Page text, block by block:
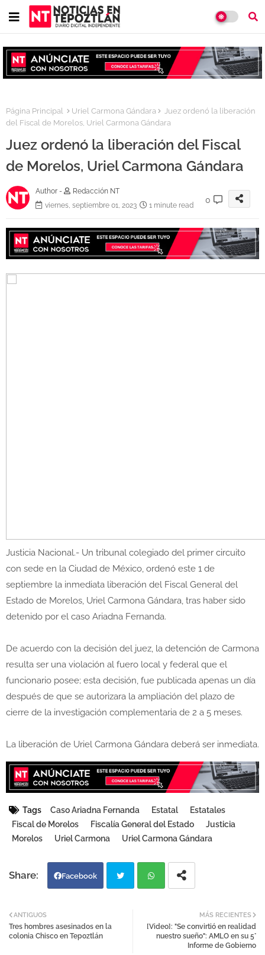
Página Principal Uriel Carmona Gándara
Juez ordenó la liberación
del Fiscal de Morelos, Uriel Carmona Gándara
Juez ordenó la liberación del Fiscal
de Morelos, Uriel Carmona Gándara
Author -
Redacción NT
viernes, septiembre 01, 2023
1 minute read
0
Justicia Nacional.- Un tribunal colegiado del primer circuito
con sede en la Ciudad de México, ordenó este 1 de
septiembre la inmediata liberación del Fiscal General del
Estado de Morelos, Uriel Carmona Gándara, tras haber sido
detenido por el caso Ariadna Fernanda.
De acuerdo con la decisión del juez, la detención de Carmona
resulta ser una violación al fuero local y federal que el
funcionario posee; esta decisión, fue publicada apenas un día
después de que se autorizara la ampliación del plazo de
cierre de la investigación complementaria de 2 a 5 meses.
La liberación de Uriel Carmona Gándara deberá ser inmediata.
Tags Caso Ariadna Fernanda Estatal
Estatales
Fiscal de Morelos
Fiscalía General del Estado
Justicia
Morelos
Uriel Carmona Uriel Carmona Gándara
Facebook
atsa
MÁS RECIENTES
[Video]: "Se convirtió en realidad
nuestro sueño": AMLO en su 5°
Informe de Gobierno
ANTIGUOS
Tres hombres asesinados en la
colonia Chisco en Tepoztlán